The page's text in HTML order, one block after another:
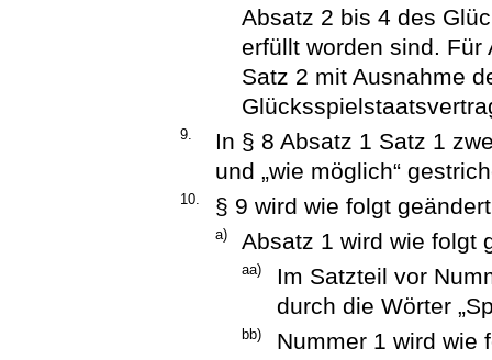
Absatz 2 bis 4 des
erfüllt worden sind. Für
Satz 2 mit Ausnahme
9.
In § 8 Absatz 1 Satz 1
und „wie möglich“
10. § 9 wird wie folgt
a) Absatz 1 wird wie folgt
aa)
Im Satzteil vor
durch die Wörter
bb) Nummer 1 wird wie